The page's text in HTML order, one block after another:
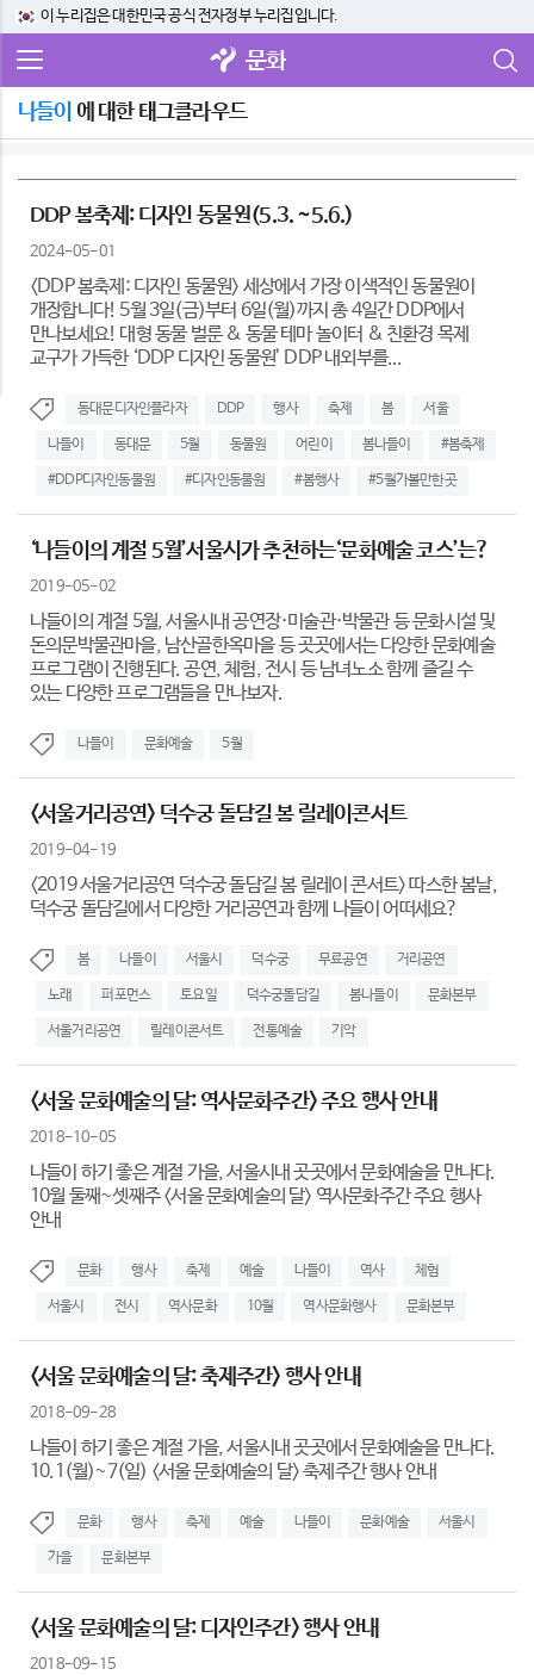
이 누리집은 대한민국 공식 전자정부 누리집입니다.
문화
나들이 에 대한 태그클라우드
DDP 봄축제: 디자인 동물원(5.3. ~5.6.)
2024-05-01
<DDP 봄축제: 디자인 동물원> 세상에서 가장 이색적인 동물원이
개장합니다! 5월 3일(금)부터 6일(월)까지 총 4일간 DDP에서
만나보세요! 대형 동물 벌룬 & 동물 테마 놀이터 & 친환경 목제
교구가 가득한 ‘DDP 디자인 동물원’ DDP 내외부를...
동대문디자인플라자 DDP 행사 축제 봄 서울
나들이 동대문 5월 동물원 어린이 봄나들이 #봄축제
#DDP디자인동물원 #디자인동물원 #봄행사 #5월가볼만한곳
‘나들이의 계절 5월’서울시가 추천하는‘문화예술 코스’는?
2019-05-02
나들이의 계절 5월, 서울시내 공연장·미술관·박물관 등 문화시설 및
돈의문박물관마을, 남산골한옥마을 등 곳곳에서는 다양한 문화예술
프로그램이 진행된다. 공연, 체험, 전시 등 남녀노소 함께 즐길 수
있는 다양한 프로그램들을 만나보자.
나들이 문화예술 5월
<서울거리공연> 덕수궁 돌담길 봄 릴레이콘서트
2019-04-19
<2019 서울거리공연 덕수궁 돌담길 봄 릴레이 콘서트> 따스한 봄날,
덕수궁 돌담길에서 다양한 거리공연과 함께 나들이 어떠세요?
봄 나들이 서울시 덕수궁 무료공연 거리공연
노래 퍼포먼스 토요일 덕수궁돌담길 봄나들이 문화본부
서울거리공연 릴레이콘서트 전통예술 기악
<서울 문화예술의 달: 역사문화주간> 주요 행사 안내
2018-10-05
나들이 하기 좋은 계절 가을, 서울시내 곳곳에서 문화예술을 만나다.
10월 둘째~셋째주 <서울 문화예술의 달> 역사문화주간 주요 행사
안내
문화 행사 축제 예술 나들이 역사 체험
서울시 전시 역사문화 10월 역사문화행사 문화본부
<서울 문화예술의 달: 축제주간> 행사 안내
2018-09-28
나들이 하기 좋은 계절 가을, 서울시내 곳곳에서 문화예술을 만나다.
10.1(월)~7(일) <서울 문화예술의 달> 축제주간 행사 안내
문화 행사 축제 예술 나들이 문화예술 서울시
가을 문화본부
<서울 문화예술의 달: 디자인주간> 행사 안내
2018-09-15